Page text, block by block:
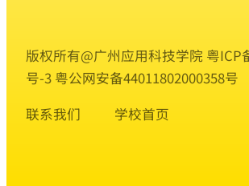
版权所有@广州应用科技学院 粤ICP
号-3 粤公网安备44011802000358号
联系我们
学校首页